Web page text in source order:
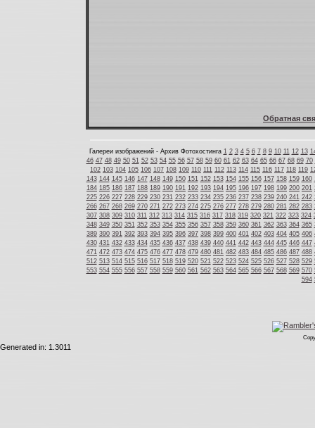
Обратная
Галереи изображений - Архив Фотохостинга 1 2 3 4 5 6 7 8 9 10 11 12 13
46 47 48 49 50 51 52 53 54 55 56 57 58 59 60 61 62 63 64 65 66 67 68 69 70
102 103 104 105 106 107 108 109 110 111 112 113 114 115 116 117 118 119
143 144 145 146 147 148 149 150 151 152 153 154 155 156 157 158 159 160
184 185 186 187 188 189 190 191 192 193 194 195 196 197 198 199 200 201
225 226 227 228 229 230 231 232 233 234 235 236 237 238 239 240 241 242
266 267 268 269 270 271 272 273 274 275 276 277 278 279 280 281 282 283
307 308 309 310 311 312 313 314 315 316 317 318 319 320 321 322 323 324
348 349 350 351 352 353 354 355 356 357 358 359 360 361 362 363 364 365
389 390 391 392 393 394 395 396 397 398 399 400 401 402 403 404 405 406
430 431 432 433 434 435 436 437 438 439 440 441 442 443 444 445 446 447
471 472 473 474 475 476 477 478 479 480 481 482 483 484 485 486 487 488
512 513 514 515 516 517 518 519 520 521 522 523 524 525 526 527 528 529
553 554 555 556 557 558 559 560 561 562 563 564 565 566 567 568 569 570
594
Generated in: 1.3011